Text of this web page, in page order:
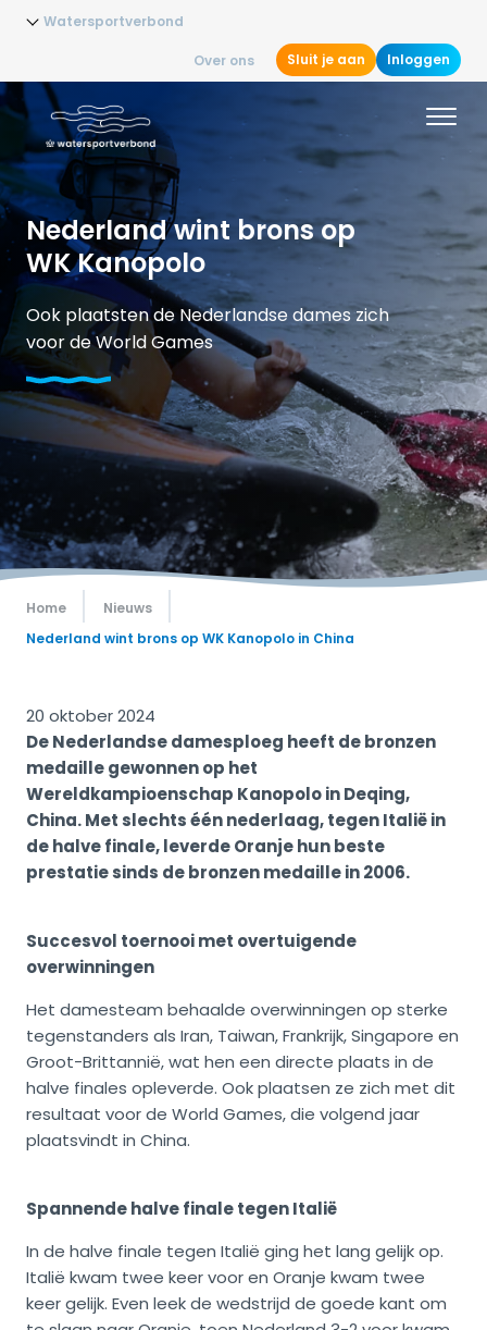
Watersportverbond
Over ons Sluit je aan Inloggen
Nederland wint brons op
WK Kanopolo
Ook plaatsten de Nederlandse dames zich
voor de World Games
Home
Nieuws
Nederland wint brons op WK Kanopolo in China
20 oktober 2024
De Nederlandse damesploeg heeft de bronzen
medaille gewonnen op het
Wereldkampioenschap Kanopolo in Deqing,
China. Met slechts één nederlaag, tegen Italië in
de halve finale, leverde Oranje hun beste
prestatie sinds de bronzen medaille in 2006.
Succesvol toernooi met overtuigende
overwinningen
Het damesteam behaalde overwinningen op sterke
tegenstanders als Iran, Taiwan, Frankrijk, Singapore en
Groot-Brittannië, wat hen een directe plaats in de
halve finales opleverde. Ook plaatsen ze zich met dit
resultaat voor de World Games, die volgend jaar
plaatsvindt in China.
Spannende halve finale tegen Italië
In de halve finale tegen Italië ging het lang gelijk op.
Italië kwam twee keer voor en Oranje kwam twee
keer gelijk. Even leek de wedstrijd de goede kant om